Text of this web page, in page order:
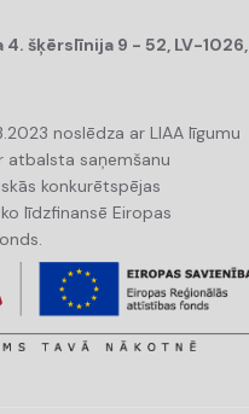
4. šķērslīnija 9 - 52, LV-1026,
noslēdza ar LIAA līgumu
atbalsta saņemšanu
konkurētspējas
līdzfinansē Eiropas